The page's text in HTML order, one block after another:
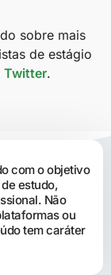
sobre mais
de estágio
Twitter.
com o objetivo
estudo,
Não
ou
tem caráter